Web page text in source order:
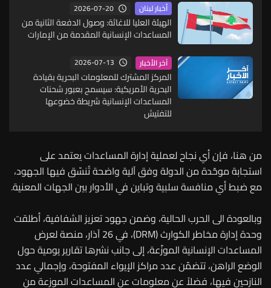
أخبار لبنان 2026-07-20
الهيئة العليا للاغاثة: وصول الدفعة الثانية من
المساعدات الإنسانية المقدمة من الإمارات
آخر الأخبار 2026-07-13
المركز المشترك للمعلومات البحرية بقيادة
البحرية الأمريكية: سيسمح بعبور شحنات
المساعدات الإنسانية شريطة خضوعها
للتفتيش
من هنا، فإن أي نجاح لعملية إدارة المساعدات يعتمد على
استجابة موحّدة من الدولة وفق آلية واضحة تُنسّق فيها الجهود،
مع ضبط أي منافسة سلبية وتباين في الأدوار بين الجهات المعنية.
وبالعودة الى الحرب الحالية، وضمن جهود تعزيز الشفافية، أطلقت
وحدة إدارة مخاطر الكوارث (DRM)، في 26 آذار، منصة لعرض
المساعدات الإنسانية الموزّعة، إلى جانب نشرها تقارير يومية حول
الوضع الراهن، تتضمّن عدد مراكز الإيواء المفتوحة، وإجمالي عدد
النازحين فيها، فضلاً عن معلومات عن المساعدات الموزعة من